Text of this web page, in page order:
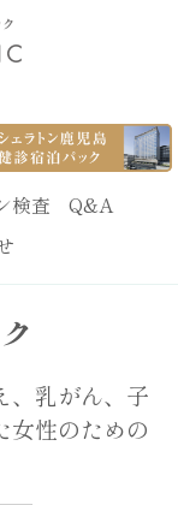
検査
Q&A
、乳がん、子
女性のための